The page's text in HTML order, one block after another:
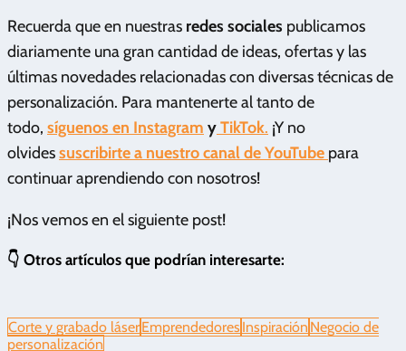
Recuerda que en nuestras redes sociales publicamos
diariamente una gran cantidad de ideas, ofertas y las
últimas novedades relacionadas con diversas técnicas de
personalización. Para mantenerte al tanto de
todo, síguenos en Instagram yTikTok. ¡Y no
olvidessuscribirte a nuestro canal de YouTube para
continuar aprendiendo con nosotros!
¡Nos vemos en el siguiente post!
👇 Otros artículos que podrían interesarte:
Corte y grabado láserEmprendedores Inspiración Negocio de
personalización